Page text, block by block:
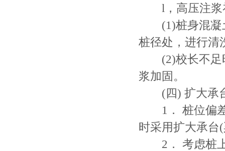
l，高压注浆
(1)桩身混凝土
桩径处，进行
(2)校长不足时
浆加固。
(四) 扩大承
1． 桩位偏差
时采用扩大承
2． 考虑桩上